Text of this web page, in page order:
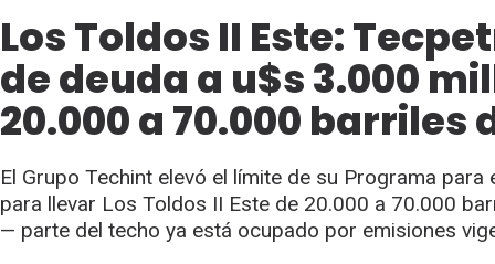
Los Toldos II Este:
de deuda a u$s 3.000
20.000 a 70.000 barriles
El Grupo Techint elevó el límite de su Programa
para llevar Los Toldos II Este de 20.000 a 70.000
— parte del techo ya está ocupado por emisiones